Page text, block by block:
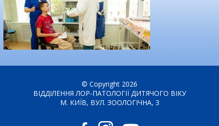
© Copyright 2026
ВІДДІЛЕННЯ ЛОР-ПАТОЛОГІЇ ДИТЯЧОГО ВІКУ
М. КИЇВ, ВУЛ. ЗООЛОГІЧНА, 3